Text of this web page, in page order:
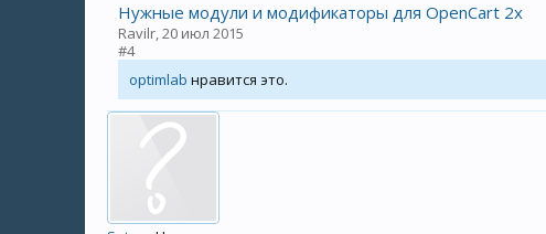
Нужные модули и модификаторы для OpenCart 2x
Ravilr,20 июл 2015
#4
optimlab нравится это.